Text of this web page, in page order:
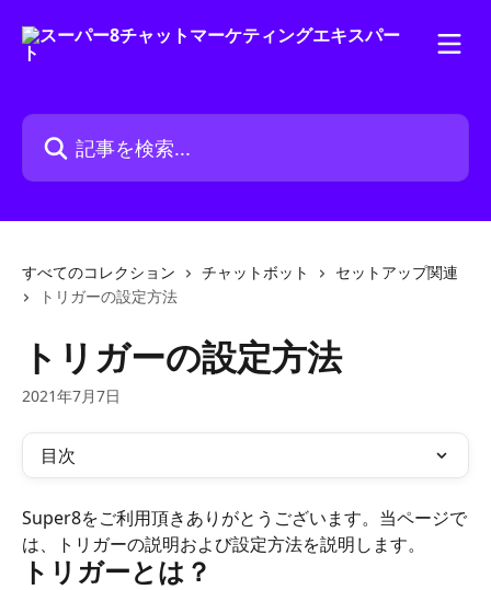
記事を検索...
すべてのコレクション チャットボット
セットアップ関連
トリガーの設定方法
トリガーの設定方法
2021年7月7日
目次
Super8をご利用頂きありがとうございます。当ページで
は、トリガーの説明および設定方法を説明します。
トリガーとは？